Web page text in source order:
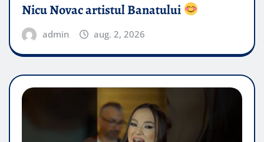
Nicu Novac artistul Banatului
admin aug. 2, 2026